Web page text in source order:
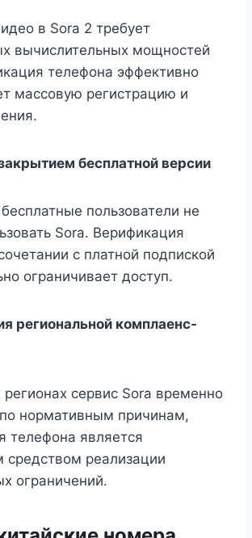
в Sora 2 требует
вычислительных мощностей
телефона эффективно
массовую регистрацию и
бесплатной версии
пользователи не
Sora. Верификация
с платной подпиской
ограничивает доступ.
региональной комплаенс-
регионах сервис Sora временно
нормативным причинам,
телефона является
средством реализации
ограничений.